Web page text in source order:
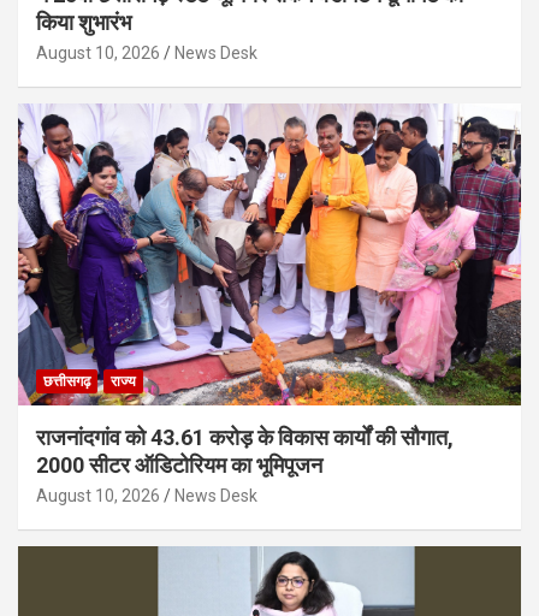
किया शुभारंभ
August 10, 2026 News Desk
छत्तीसगढ़ राज्य
राजनांदगांव को 43.61 करोड़ के विकास कार्यों की सौगात,
2000 सीटर ऑडिटोरियम का भूमिपूजन
August 10, 2026 News Desk